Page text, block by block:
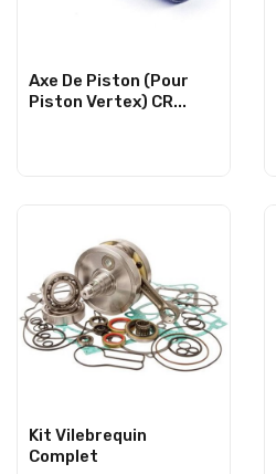
Axe De Piston (Pour
Piston Vertex) CR...
Kit Vilebrequin
Complet